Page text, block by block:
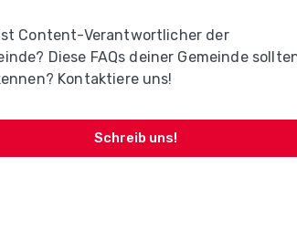
Content-Verantwortlicher der
Diese FAQs deiner Gemeinde
Kontaktiere uns!
Schreib uns!